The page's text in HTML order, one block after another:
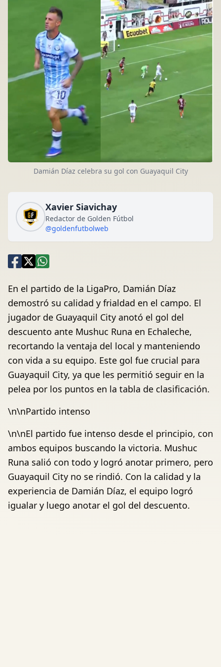
Damián Díaz celebra su gol con Guayaquil City
Xavier Siavichay
Redactor de Golden Fútbol
@goldenfutbolweb
En el partido de la LigaPro, Damián Díaz
demostró su calidad y frialdad en el campo. El
jugador de Guayaquil City anotó el gol del
descuento ante Mushuc Runa en Echaleche,
recortando la ventaja del local y manteniendo
con vida a su equipo. Este gol fue crucial para
Guayaquil City, ya que les permitió seguir en la
pelea por los puntos en la tabla de clasificación.
\n\nPartido intenso
\n\nEl partido fue intenso desde el principio, con
ambos equipos buscando la victoria. Mushuc
Runa salió con todo y logró anotar primero, pero
Guayaquil City no se rindió. Con la calidad y la
experiencia de Damián Díaz, el equipo logró
igualar y luego anotar el gol del descuento.